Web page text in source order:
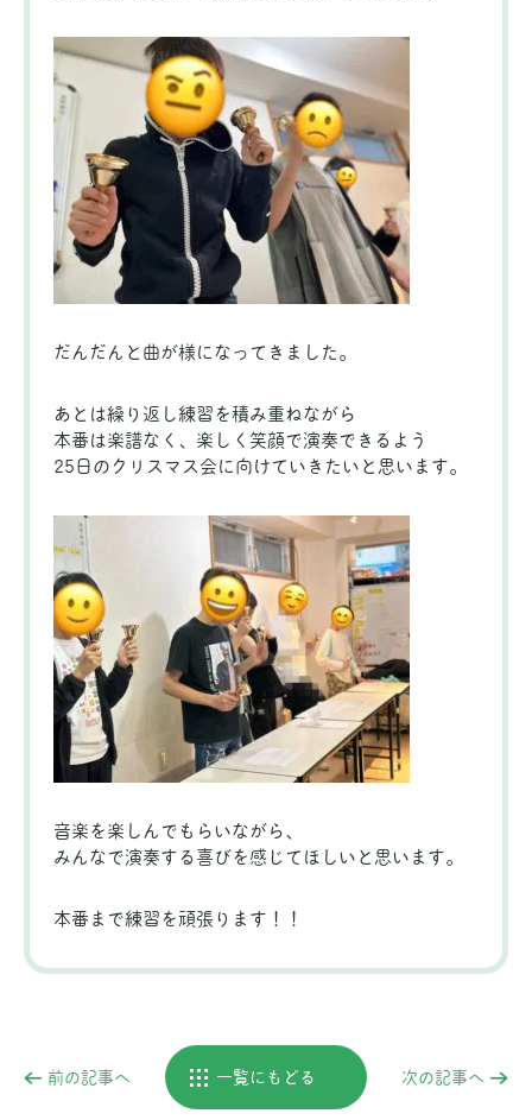
だんだんと曲が様になってきました。
あとは繰り返し練習を積み重ねながら
本番は楽譜なく、楽しく笑顔で演奏できるよう
25日のクリスマス会に向けていきたいと思います。
音楽を楽しんでもらいながら、
みんなで演奏する喜びを感じてほしいと思います。
本番まで練習を頑張ります！！
前の記事へ 一覧にもどる 次の記事へ